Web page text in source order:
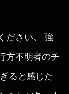
ださい。 強
方不明者のチ
ると感じた